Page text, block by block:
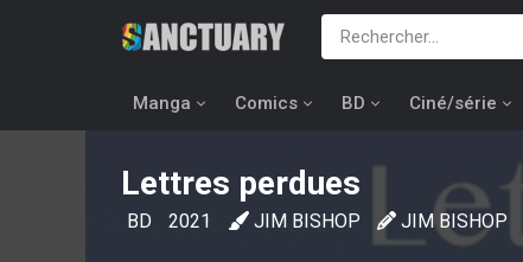
Manga Comics BD Ciné/série
Lettres perdues
BD 2021 JIM BISHOP JIM BISHOP